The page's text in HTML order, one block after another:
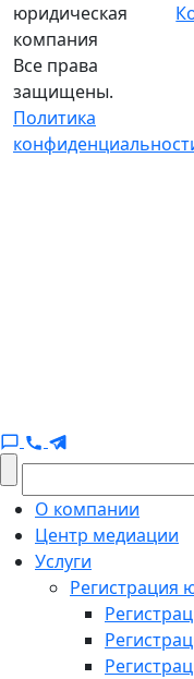
юридическая
компания
Все права
защищены.
Политика
О компании
Центр медиации
Услуги
Регистрация